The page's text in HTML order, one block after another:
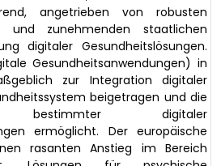
angetrieben von robusten
und zunehmenden staatlichen
digitaler Gesundheitslösungen.
Gesundheitsanwendungen) in
zur Integration digitaler
beigetragen und die
bestimmter digitaler
ermöglicht. Der europäische
rasanten Anstieg im Bereich